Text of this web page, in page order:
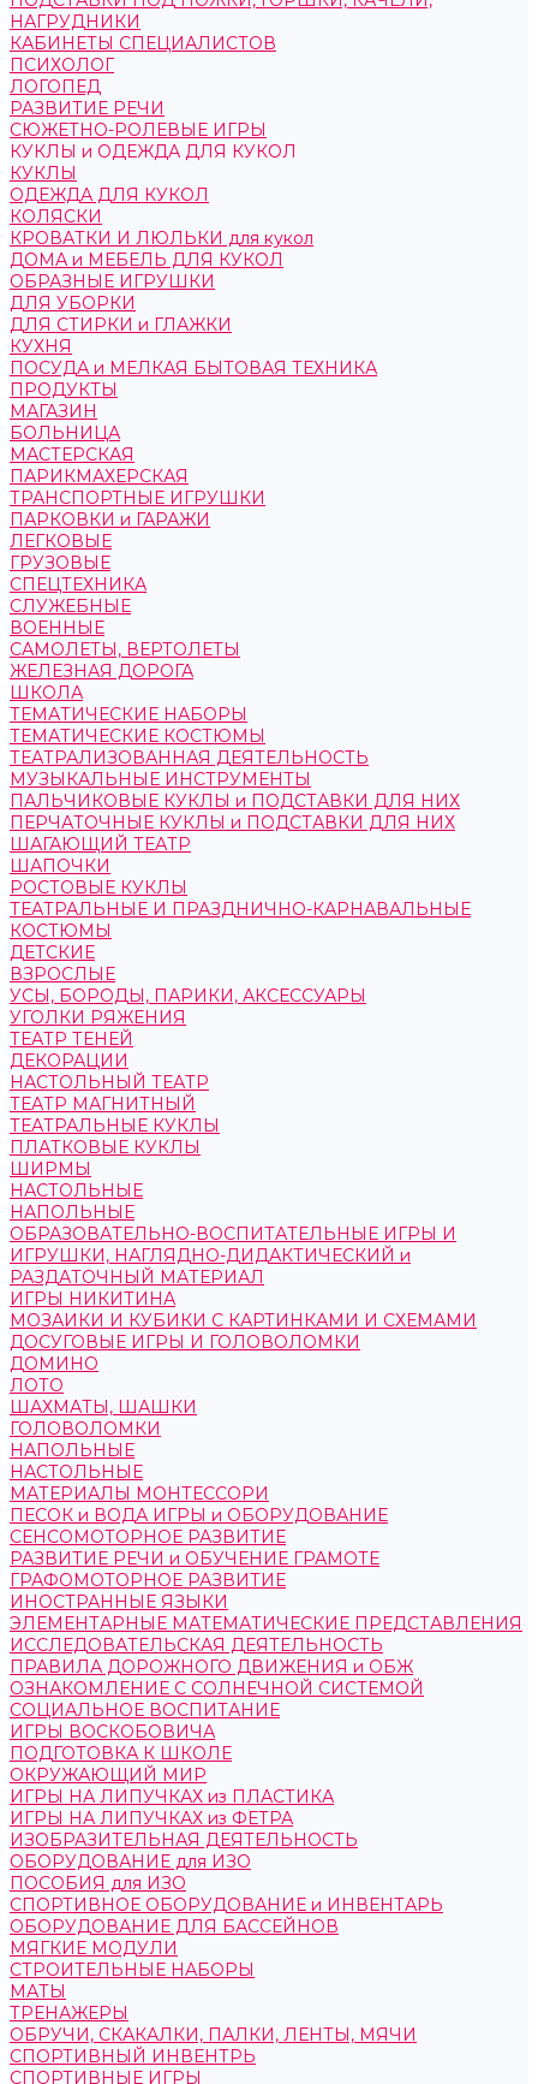
НАГРУДНИКИ
КАБИНЕТЫ СПЕЦИАЛИСТОВ
ПСИХОЛОГ
ЛОГОПЕД
РАЗВИТИЕ РЕЧИ
СЮЖЕТНО-РОЛЕВЫЕ ИГРЫ
КУКЛЫ и ОДЕЖДА ДЛЯ КУКОЛ
КУКЛЫ
ОДЕЖДА ДЛЯ КУКОЛ
КОЛЯСКИ
КРОВАТКИ И ЛЮЛЬКИ для кукол
ДОМА и МЕБЕЛЬ ДЛЯ КУКОЛ
ОБРАЗНЫЕ ИГРУШКИ
ДЛЯ УБОРКИ
ДЛЯ СТИРКИ и ГЛАЖКИ
КУХНЯ
ПОСУДА и МЕЛКАЯ БЫТОВАЯ ТЕХНИКА
ПРОДУКТЫ
МАГАЗИН
БОЛЬНИЦА
МАСТЕРСКАЯ
ПАРИКМАХЕРСКАЯ
ТРАНСПОРТНЫЕ ИГРУШКИ
ПАРКОВКИ и ГАРАЖИ
ЛЕГКОВЫЕ
ГРУЗОВЫЕ
СПЕЦТЕХНИКА
СЛУЖЕБНЫЕ
ВОЕННЫЕ
САМОЛЕТЫ, ВЕРТОЛЕТЫ
ЖЕЛЕЗНАЯ ДОРОГА
ШКОЛА
ТЕМАТИЧЕСКИЕ НАБОРЫ
ТЕМАТИЧЕСКИЕ КОСТЮМЫ
ТЕАТРАЛИЗОВАННАЯ ДЕЯТЕЛЬНОСТЬ
МУЗЫКАЛЬНЫЕ ИНСТРУМЕНТЫ
ПАЛЬЧИКОВЫЕ КУКЛЫ и ПОДСТАВКИ ДЛЯ НИХ
ПЕРЧАТОЧНЫЕ КУКЛЫ и ПОДСТАВКИ ДЛЯ НИХ
ШАГАЮЩИЙ ТЕАТР
ШАПОЧКИ
РОСТОВЫЕ КУКЛЫ
ТЕАТРАЛЬНЫЕ И ПРАЗДНИЧНО-КАРНАВАЛЬНЫЕ
КОСТЮМЫ
ДЕТСКИЕ
ВЗРОСЛЫЕ
УСЫ, БОРОДЫ, ПАРИКИ, АКСЕССУАРЫ
УГОЛКИ РЯЖЕНИЯ
ТЕАТР ТЕНЕЙ
ДЕКОРАЦИИ
НАСТОЛЬНЫЙ ТЕАТР
ТЕАТР МАГНИТНЫЙ
ТЕАТРАЛЬНЫЕ КУКЛЫ
ПЛАТКОВЫЕ КУКЛЫ
ШИРМЫ
НАСТОЛЬНЫЕ
НАПОЛЬНЫЕ
ОБРАЗОВАТЕЛЬНО-ВОСПИТАТЕЛЬНЫЕ ИГРЫ И
ИГРУШКИ, НАГЛЯДНО-ДИДАКТИЧЕСКИЙ и
РАЗДАТОЧНЫЙ МАТЕРИАЛ
ИГРЫ НИКИТИНА
МОЗАИКИ И КУБИКИ С КАРТИНКАМИ И СХЕМАМИ
ДОСУГОВЫЕ ИГРЫ И ГОЛОВОЛОМКИ
ДОМИНО
ЛОТО
ШАХМАТЫ, ШАШКИ
ГОЛОВОЛОМКИ
НАПОЛЬНЫЕ
НАСТОЛЬНЫЕ
МАТЕРИАЛЫ МОНТЕССОРИ
ПЕСОК и ВОДА ИГРЫ и ОБОРУДОВАНИЕ
СЕНСОМОТОРНОЕ РАЗВИТИЕ
РАЗВИТИЕ РЕЧИ и ОБУЧЕНИЕ ГРАМОТЕ
ГРАФОМОТОРНОЕ РАЗВИТИЕ
ИНОСТРАННЫЕ ЯЗЫКИ
ЭЛЕМЕНТАРНЫЕ МАТЕМАТИЧЕСКИЕ ПРЕДСТАВЛЕНИЯ
ИССЛЕДОВАТЕЛЬСКАЯ ДЕЯТЕЛЬНОСТЬ
ПРАВИЛА ДОРОЖНОГО ДВИЖЕНИЯ и ОБЖ
ОЗНАКОМЛЕНИЕ С СОЛНЕЧНОЙ СИСТЕМОЙ
СОЦИАЛЬНОЕ ВОСПИТАНИЕ
ИГРЫ ВОСКОБОВИЧА
ПОДГОТОВКА К ШКОЛЕ
ОКРУЖАЮЩИЙ МИР
ИГРЫ НА ЛИПУЧКАХ из ПЛАСТИКА
ИГРЫ НА ЛИПУЧКАХ из ФЕТРА
ИЗОБРАЗИТЕЛЬНАЯ ДЕЯТЕЛЬНОСТЬ
ОБОРУДОВАНИЕ для ИЗО
ПОСОБИЯ для ИЗО
СПОРТИВНОЕ ОБОРУДОВАНИЕ и ИНВЕНТАРЬ
ОБОРУДОВАНИЕ ДЛЯ БАССЕЙНОВ
МЯГКИЕ МОДУЛИ
СТРОИТЕЛЬНЫЕ НАБОРЫ
МАТЫ
ТРЕНАЖЕРЫ
ОБРУЧИ, СКАКАЛКИ, ПАЛКИ, ЛЕНТЫ, МЯЧИ
СПОРТИВНЫЙ ИНВЕНТРЬ
СПОРТИВНЫЕ ИГРЫ